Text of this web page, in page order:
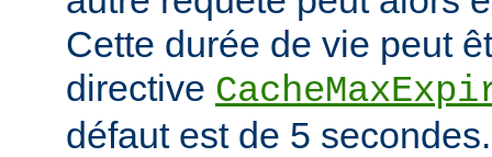
Cette durée de vie peut
directive
défaut est de 5 secondes.